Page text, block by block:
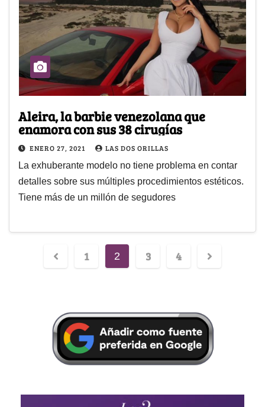
Aleira, la barbie venezolana que
enamora con sus 38 cirugías
ENERO 27, 2021 LAS DOS ORILLAS
La exhuberante modelo no tiene problema en contar
detalles sobre sus múltiples procedimientos estéticos.
Tiene más de un millón de segudores
1 2 3 4